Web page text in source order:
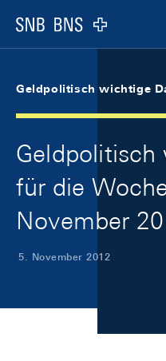
Logo
Geldpolitisch wichtige
für die
November
5. November 2012